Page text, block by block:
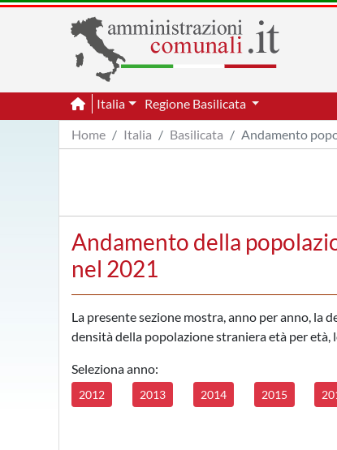
Italia
Regione Basilicata
Home
Italia Basilicata Andamento
Andamento della
nel 2021
La presente sezione mostra, anno per anno, la
densità della popolazione straniera età per
Seleziona anno:
2012 2013 2014 2015